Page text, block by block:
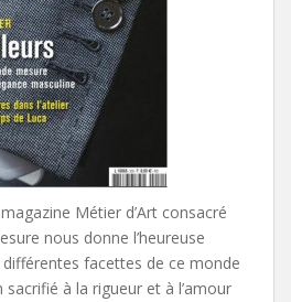
Métier d’Art consacré
nous donne l’heureuse
facettes de ce monde
sacrifié à la rigueur et à l’amour